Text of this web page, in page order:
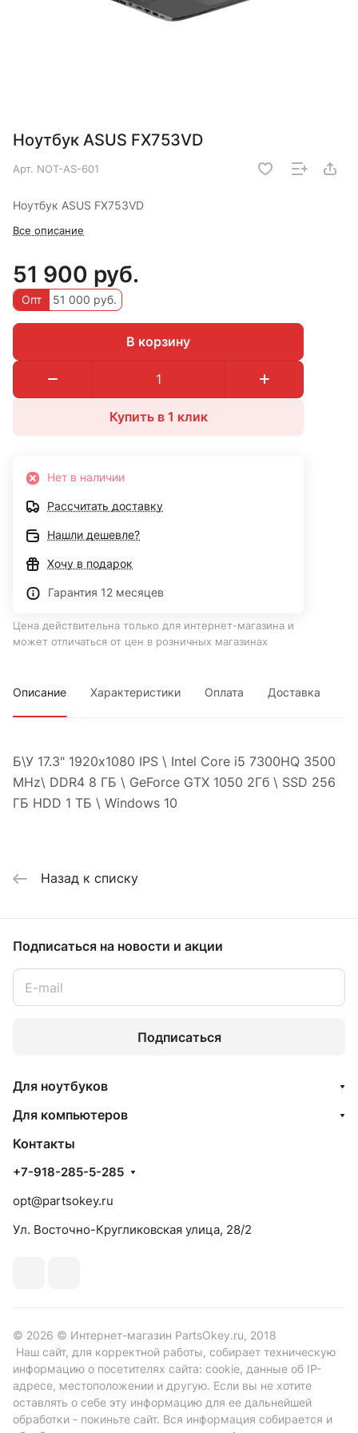
Ноутбук ASUS FX753VD
Арт. NOT-AS-601
Ноутбук ASUS FX753VD
Все описание
51 900 руб.
Опт 51 000 руб.
В корзину
Купить в 1 клик
Нет в наличии
Рассчитать доставку
Нашли дешевле?
Хочу в подарок
Гарантия 12 месяцев
Цена действительна только для интернет-магазина и
может отличаться от цен в розничных магазинах
Описание Характеристики Оплата Доставка
Б\У 17.3" 1920x1080 IPS \ Intel Core i5 7300HQ 3500
MHz\ DDR4 8 ГБ \ GeForce GTX 1050 2Гб \ SSD 256
ГБ HDD 1 ТБ \ Windows 10
Назад к списку
Подписаться на новости и акции
Подписаться
Для ноутбуков
Для компьютеров
Контакты
+7-918-285-5-285
opt@partsokey.ru
Ул. Восточно-Кругликовская улица, 28/2
© 2026 © Интернет-магазин PartsOkey.ru, 2018
Наш сайт, для корректной работы, собирает техническую
информацию о посетителях сайта: cookie, данные об IP-
адресе, местоположении и другую. Если вы не хотите
оставлять о себе эту информацию для ее дальнейшей
обработки - покиньте сайт. Вся информация собирается и